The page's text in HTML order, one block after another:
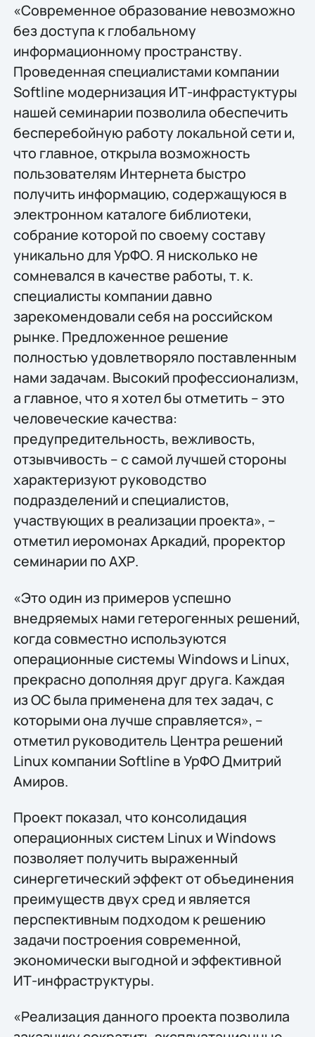
«Современное образование невозможно
без доступа к глобальному
информационному пространству.
Проведенная специалистами компании
Softline модернизация ИТ-инфрастуктуры
нашей семинарии позволила обеспечить
бесперебойную работу локальной сети и,
что главное, открыла возможность
пользователям Интернета быстро
получить информацию, содержащуюся в
электронном каталоге библиотеки,
собрание которой по своему составу
уникально для УрФО. Я нисколько не
сомневался в качестве работы, т. к.
специалисты компании давно
зарекомендовали себя на российском
рынке. Предложенное решение
полностью удовлетворяло поставленным
нами задачам. Высокий профессионализм,
а главное, что я хотел бы отметить – это
человеческие качества:
предупредительность, вежливость,
отзывчивость – с самой лучшей стороны
характеризуют руководство
подразделений и специалистов,
участвующих в реализации проекта», –
отметил иеромонах Аркадий, проректор
семинарии по АХР.
«Это один из примеров успешно
внедряемых нами гетерогенных решений,
когда совместно используются
операционные системы Windows и Linux,
прекрасно дополняя друг друга. Каждая
из ОС была применена для тех задач, с
которыми она лучше справляется», –
отметил руководитель Центра решений
Linux компании Softline в УрФО Дмитрий
Амиров.
Проект показал, что консолидация
операционных систем Linux и Windows
позволяет получить выраженный
синергетический эффект от объединения
преимуществ двух сред и является
перспективным подходом к решению
задачи построения современной,
экономически выгодной и эффективной
ИТ-инфраструктуры.
«Реализация данного проекта позволила